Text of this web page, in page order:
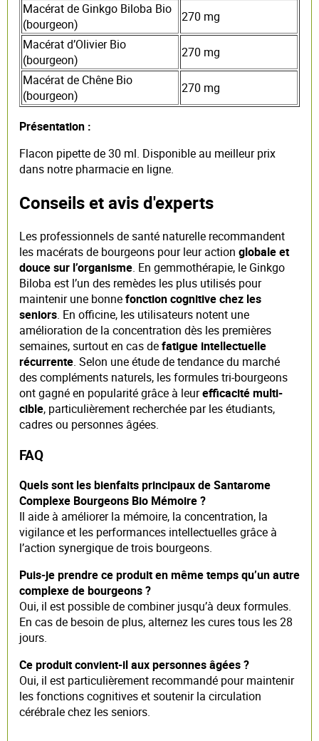
Macérat de Ginkgo Biloba Bio
(bourgeon)
270 mg
Macérat d’Olivier Bio
(bourgeon)
270 mg
Macérat de Chêne Bio
(bourgeon)
270 mg
Présentation :
Flacon pipette de 30 ml. Disponible au meilleur prix
dans notre pharmacie en ligne.
Conseils et avis d'experts
Les professionnels de santé naturelle recommandent
les macérats de bourgeons pour leur action globale et
douce sur l’organisme. En gemmothérapie, le Ginkgo
Biloba est l’un des remèdes les plus utilisés pour
maintenir une bonnefonction cognitive chez les
seniors. En officine, les utilisateurs notent une
amélioration de la concentration dès les premières
semaines, surtout en cas defatigue intellectuelle
récurrente. Selon une étude de tendance du marché
des compléments naturels, les formules tri-bourgeons
ont gagné en popularité grâce à leurefficacité multi-
cible, particulièrement recherchée par les étudiants,
cadres ou personnes âgées.
FAQ
Quels sont les bienfaits principaux de Santarome
Complexe Bourgeons Bio Mémoire ?
Il aide à améliorer la mémoire, la concentration, la
vigilance et les performances intellectuelles grâce à
l’action synergique de trois bourgeons.
Puis-je prendre ce produit en même temps qu’un autre
complexe de bourgeons ?
Oui, il est possible de combiner jusqu’à deux formules.
En cas de besoin de plus, alternez les cures tous les 28
jours.
Ce produit convient-il aux personnes âgées ?
Oui, il est particulièrement recommandé pour maintenir
les fonctions cognitives et soutenir la circulation
cérébrale chez les seniors.